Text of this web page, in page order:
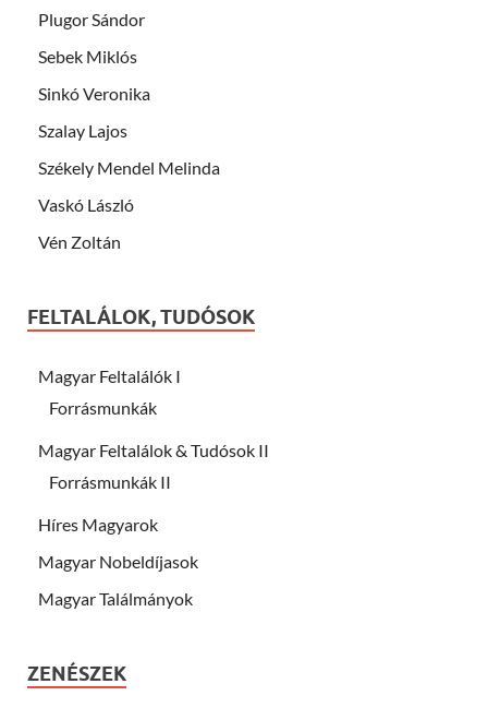
Plugor Sándor
Sebek Miklós
Sinkó Veronika
Szalay Lajos
Székely Mendel Melinda
Vaskó László
Vén Zoltán
FELTALÁLOK, TUDÓSOK
Magyar Feltalálók I
Forrásmunkák
Magyar Feltalálok & Tudósok II
Forrásmunkák II
Híres Magyarok
Magyar Nobeldíjasok
Magyar Találmányok
ZENÉSZEK